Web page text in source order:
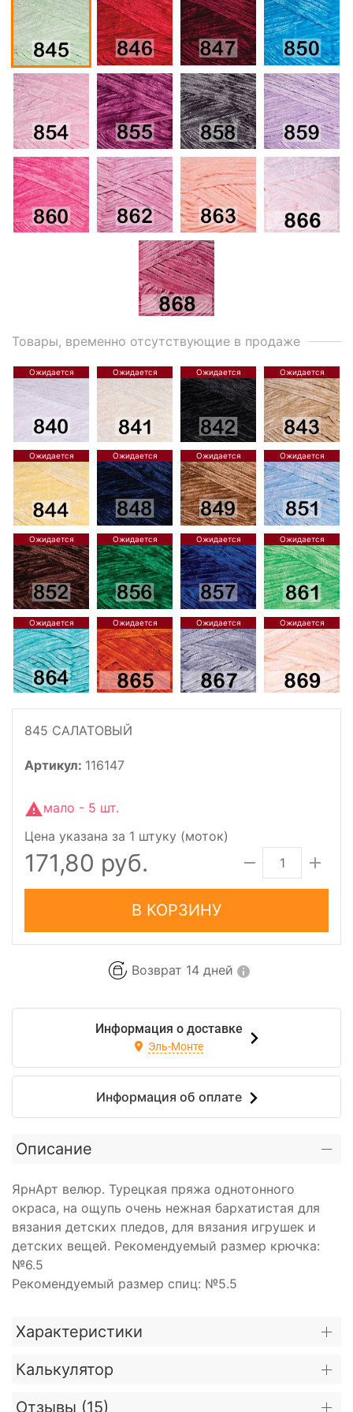
Товары, временно отсутствующие в продаже
845 САЛАТОВЫЙ
Артикул: 116147
Цена указана за 1 штуку (моток)
мало - 5 шт.
171,80 руб.
В КОРЗИНУ
Возврат 14 дней
Информация о доставке
Эль-Монте
Информация об оплате
Описание
ЯрнАрт велюр. Турецкая пряжа однотонного
окраса, на ощупь очень нежная бархатистая для
вязания детских пледов, для вязания игрушек и
детских вещей. Рекомендуемый размер крючка:
№6.5
Рекомендуемый размер спиц: №5.5
Характеристики
Калькулятор
Отзывы (15)